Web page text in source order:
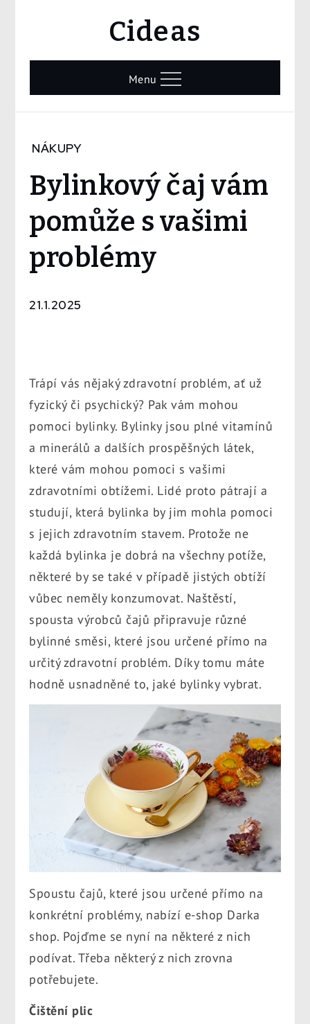
Cideas
Menu
Home
Bylinkový
čaj vám
pomůže
s vašimi
problémy
NÁKUPY
Bylinkový čaj vám
pomůže s vašimi
problémy
21.1.2025
Trápí vás nějaký zdravotní problém, ať už
fyzický či psychický? Pak vám mohou
pomoci bylinky. Bylinky jsou plné vitamínů
a minerálů a dalších prospěšných látek,
které vám mohou pomoci s vašimi
zdravotními obtížemi. Lidé proto pátrají a
studují, která bylinka by jim mohla pomoci
s jejich zdravotním stavem. Protože ne
každá bylinka je dobrá na všechny potíže,
některé by se také v případě jistých obtíží
vůbec neměly konzumovat. Naštěstí,
spousta výrobců čajů připravuje různé
bylinné směsi, které jsou určené přímo na
určitý zdravotní problém. Díky tomu máte
hodně usnadněné to, jaké bylinky vybrat.
Spoustu čajů, které jsou určené přímo na
konkrétní problémy, nabízí e-shop Darka
shop. Pojďme se nyní na některé z nich
podívat. Třeba některý z nich zrovna
potřebujete.
Čištění plic